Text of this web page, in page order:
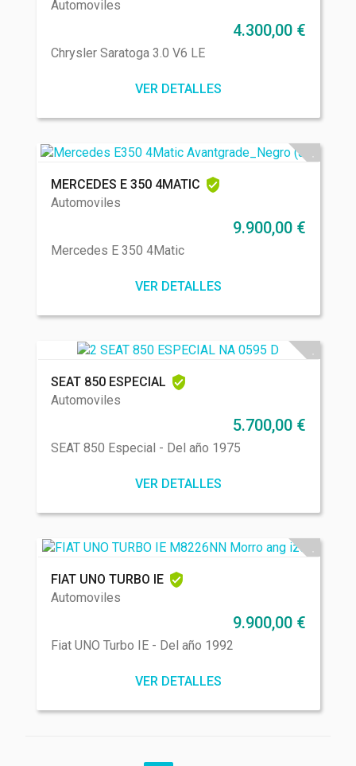
Automoviles
4.300,00 €
Chrysler Saratoga 3.0 V6 LE
VER DETALLES
MERCEDES E 350 4MATIC
Automoviles
9.900,00 €
Mercedes E 350 4Matic
VER DETALLES
SEAT 850 ESPECIAL
Automoviles
5.700,00 €
SEAT 850 Especial - Del año 1975
VER DETALLES
FIAT UNO TURBO IE
Automoviles
9.900,00 €
Fiat UNO Turbo IE - Del año 1992
VER DETALLES